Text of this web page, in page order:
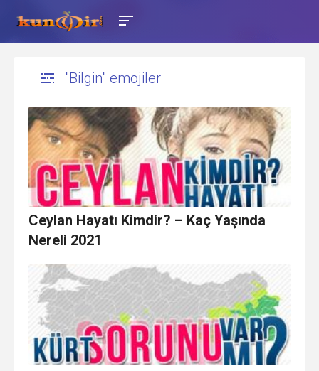
"Bilgin" emojiler
Ceylan Hayatı Kimdir? – Kaç Yaşında
Nereli 2021